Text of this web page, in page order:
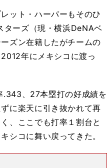
ット・ハーパーもそのひ
ターズ（現・横浜DeNAベ
ズン在籍したがチームの
年にメキシコに渡っ
、27本塁打の好成績を
に楽天に引き抜かれて再
、ここでも打率１割台と
シコに舞い戻ってきた。